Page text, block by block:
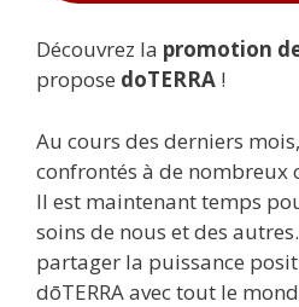
Découvrez la promotion
propose doTERRA !
Au cours des derniers
confrontés à de nombreux
Il est maintenant temps
soins de nous et des
partager la puissance
dōTERRA avec tout le